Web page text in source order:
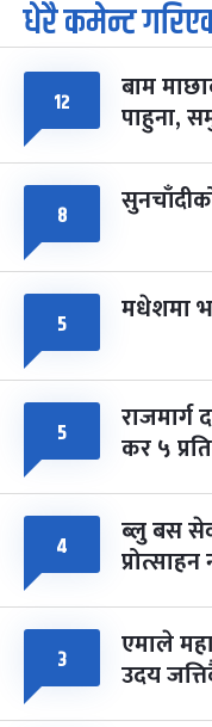
७
आइत
पूर्णिमा व्रत
चैत्र ७, २०८३-Mar
८ फागुपूर्णिमा
चैत्र ८, २०८३-Mar
धेरै कमेन्ट
१२ बाम
पाहुना,
८
५ मधेशमा
५ राजमार्ग
कर ५
४ ब्लु बस
३ एमाले
उदय